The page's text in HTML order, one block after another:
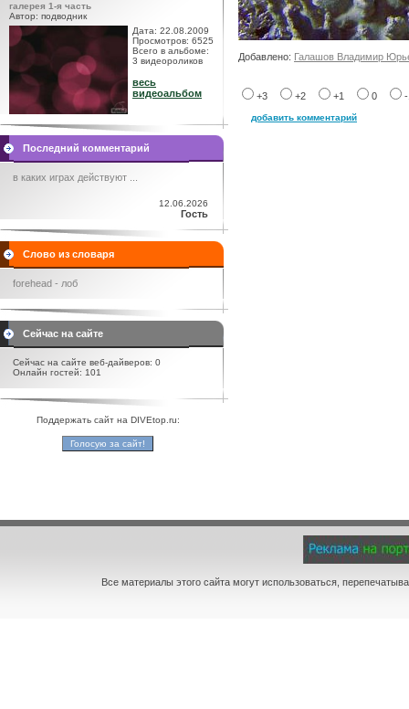
галерея 1-я часть
Автор: подводник
Дата: 22.08.2009
Просмотров: 6525
Всего в альбоме:
3 видеороликов
весь
видеоальбом
Последний комментарий
в каких играх действуют ...
12.06.2026
Гость
Слово из словаря
forehead - лоб
Сейчас на сайте
Сейчас на сайте веб-дайверов: 0
Онлайн гостей: 101
Поддержать сайт на DIVEtop.ru:
Добавлено: Галашов Владимир
+3 +2 +1 0
добавить комментарий
Все материалы этого сайта могут использоваться,